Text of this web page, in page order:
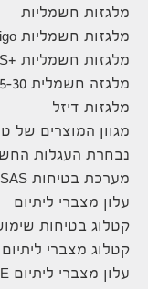
מלגזות חשמליות
מלגזות חשמליות Traigo
מלגזות חשמליות +8FBE10-20 SEnS
מלגזה חשמלית 8FBN 15-30
מלגזות דיזל
מגוון המוצרים של
נבחרת העגלות
מערכת בטיחות SAS
עלון מצברי ליתיום
קטלוג בטיחות
קטלוג מצברי ליתיום
עלון מצברי ליתיום ENELORE